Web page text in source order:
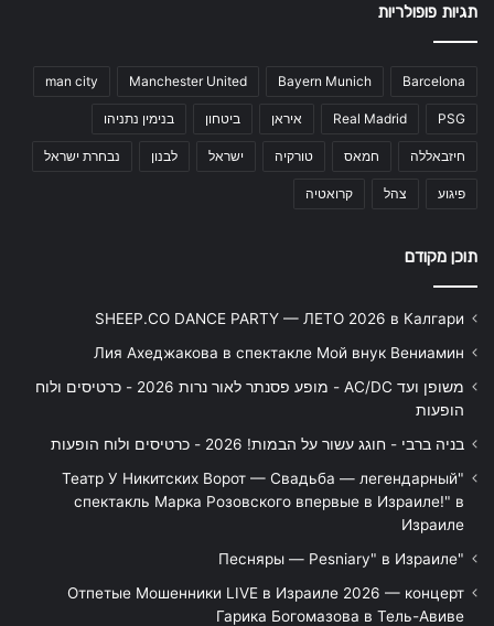
תגיות פופולריות
Barcelona
Bayern Munich
Manchester United
man city
PSG
Real Madrid איראן ביטחון בנימין נתניהו
חיזבאללה חמאס טורקיה ישראל לבנון נבחרת ישראל
פיגוע צהל קרואטיה
תוכן מקודם
SHEEP.CO DANCE PARTY — ЛЕТО 2026 в Калгари
Лия Ахеджакова в спектакле Мой внук Вениамин
משופן ועד AC/DC - מופע פסנתר לאור נרות 2026 - כרטיסים ולוח
הופעות
בניה ברבי - חוגג עשור על הבמות! 2026 - כרטיסים ולוח הופעות
"Театр У Никитских Ворот — Свадьба — легендарный
спектакль Марка Розовского впервые в Израиле!" в
Израиле
"Песняры — Pesniary" в Израиле
Отпетые Мошенники LIVE в Израиле 2026 — концерт
Гарика Богомазова в Тель-Авиве